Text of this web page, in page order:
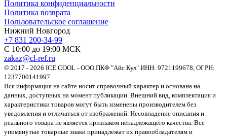
Политика конфиденциальности
Политика возврата
Пользовательское соглашение
Нижний Новгород
+7 831 200-34-99
С 10:00 до 19:00 МСК
zakaz@cl-ref.ru
© 2017 - 2026 ICE COOL - ООО ПКФ "Айс Кул" ИНН: 9721199678, ОГРН:
1237700141997
Вся информация на сайте носит справочный характер и основана на
данных, доступных на момент публикации. Внешний вид, комплектация и
характеристики товаров могут быть изменены производителем без
уведомления и отличаться от изображений. Несовпадение описания и
реального товара не является признаком ненадлежащего качества. Все
упомянутые товарные знаки принадлежат их правообладателям и